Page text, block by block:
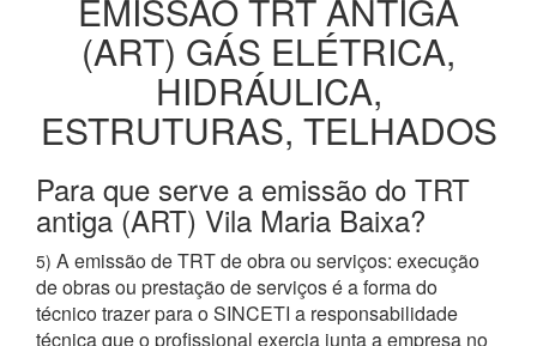
EMISSÃO TRT ANTIGA
(ART) GÁS ELÉTRICA,
HIDRÁULICA,
ESTRUTURAS, TELHADOS
Para que serve a emissão do TRT
antiga (ART) Vila Maria Baixa?
5) A emissão de TRT de obra ou serviços: execução
de obras ou prestação de serviços é a forma do
técnico trazer para o SINCETI a responsabilidade
técnica que o profissional exercia junta a empresa no